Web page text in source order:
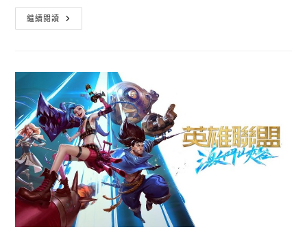
繼續閱讀 [遊
戲
末
代
武
士
超
好
玩
的
彈
劍
一
閃
之
隻
狼
練
習